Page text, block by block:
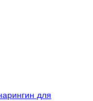
для